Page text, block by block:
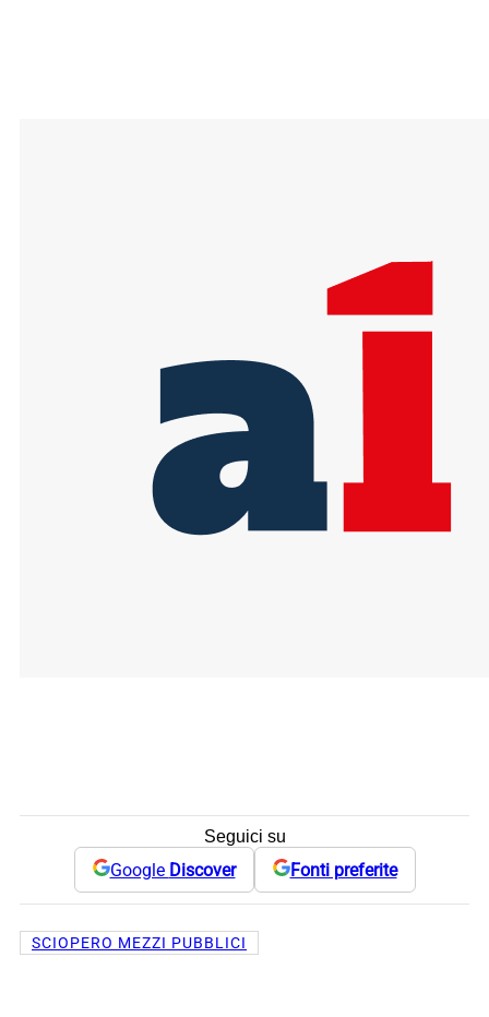
Seguici su
Google Discover Fonti preferite
SCIOPERO MEZZI PUBBLICI